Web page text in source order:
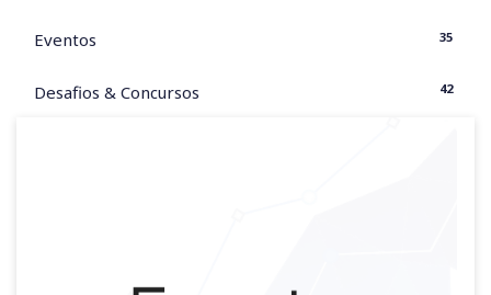
Eventos 35
Desafios & Concursos 42